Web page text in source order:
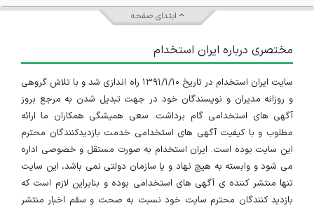
ابتدای صفحه
مختصری درباره ایران استخدام
سایت ایران استخدام در تاریخ ۱۳۹۱/۱/۱۰ راه اندازی شد و با تلاش گروهی
و روزانه مدیران و نویسندگان خود در جهت تبدیل شدن به مرجع بروز
آگهی های استخدامی گام برداشت. سعی همیشگی همکاران ما ارائه
مطلوب و با کیفیت آگهی های استخدامی خدمت بازدیدکنندگان محترم
این سایت بوده است. ایران استخدام به صورت مستقل و خصوصی اداره
می شود و وابسته به هیچ نهاد و یا سازمان دولتی نمی باشد، این سایت
تنها منتشر کننده ی آگهی های استخدامی بوده و بنابراین لازم است که
بازدید کنندگان محترم سایت خود نسبت به صحت و سقم اخبار منتشر